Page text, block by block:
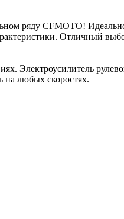
ряду CFMOTO!
Отличный
Электроусилитель
на любых скоростях.